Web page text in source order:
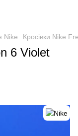
Nike Кросівки Nike
6 Violet